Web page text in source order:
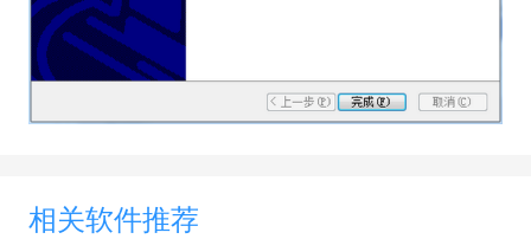
相关软件推荐